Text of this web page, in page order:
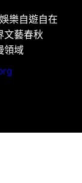
樂自遊自在
文藝春秋
領域